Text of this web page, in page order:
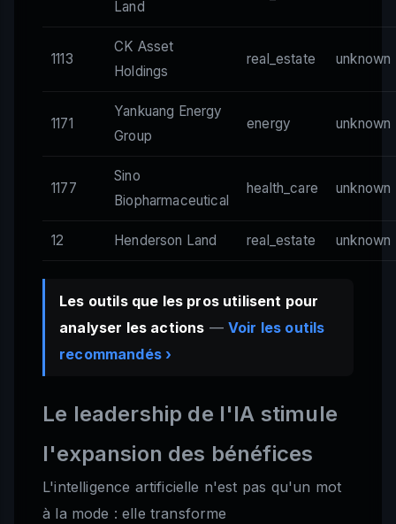
Land
1113
CK Asset
Holdings
real_estate unknown
1171
Yankuang Energy
Group
energy unknown
1177
Sino
Biopharmaceutical
health_care unknown
12 Henderson Land real_estate unknown
Les outils que les pros utilisent pour
analyser les actions — Voir les outils
recommandés ›
Le leadership de l'IA stimule
l'expansion des bénéfices
L'intelligence artificielle n'est pas qu'un mot
à la mode : elle transforme